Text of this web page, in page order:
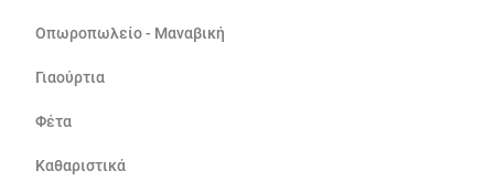
Οπωροπωλείο - Μαναβική
Γιαούρτια
Φέτα
Καθαριστικά